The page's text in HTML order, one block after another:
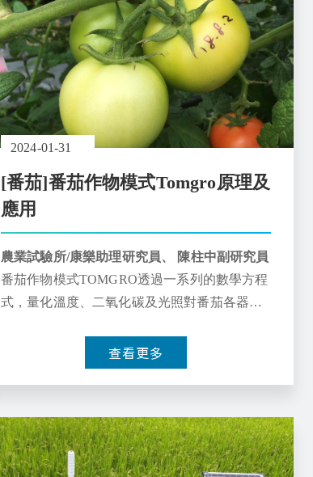
2024-01-31
[番茄]番茄作物模式Tomgro原理及
應用
農業試驗所/康樂助理研究員、 陳柱中副研究員
番茄作物模式TOMGRO透過一系列的數學方程
式，量化溫度、二氧化碳及光照對番茄各器官
業數位服務產業協助之下，提供番茄產銷各層
面進行最佳策略的擬定及評估。
查看更多